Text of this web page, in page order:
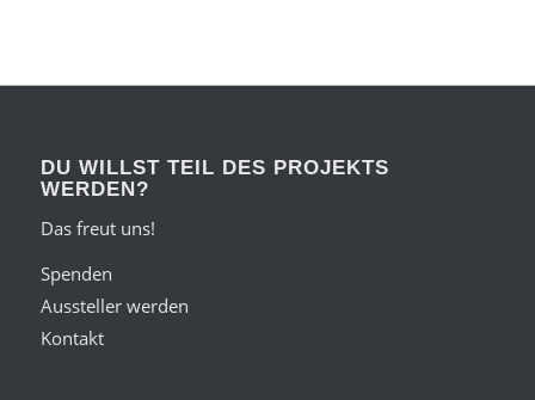
DU WILLST TEIL DES PROJEKTS
WERDEN?
Das freut uns!
Spenden
Aussteller werden
Kontakt